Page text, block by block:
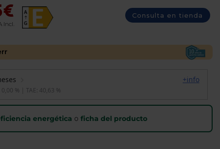
Incl.
Consulta en tienda
energética o ficha del producto